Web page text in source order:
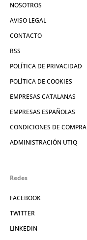
NOSOTROS
AVISO LEGAL
CONTACTO
RSS
POLÍTICA DE PRIVACIDAD
POLÍTICA DE COOKIES
EMPRESAS CATALANAS
EMPRESAS ESPAÑOLAS
CONDICIONES DE COMPRA
ADMINISTRACIÓN UTIQ
Redes
FACEBOOK
TWITTER
LINKEDIN